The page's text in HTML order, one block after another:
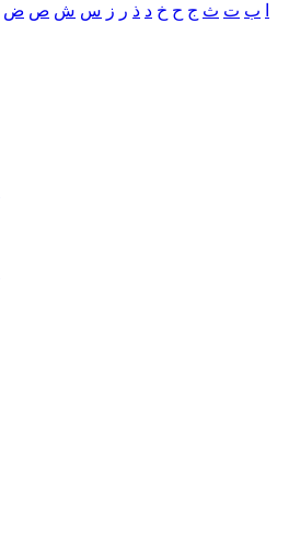
ب ت ث ج ح خ د ذ ر ز س ش ص ض